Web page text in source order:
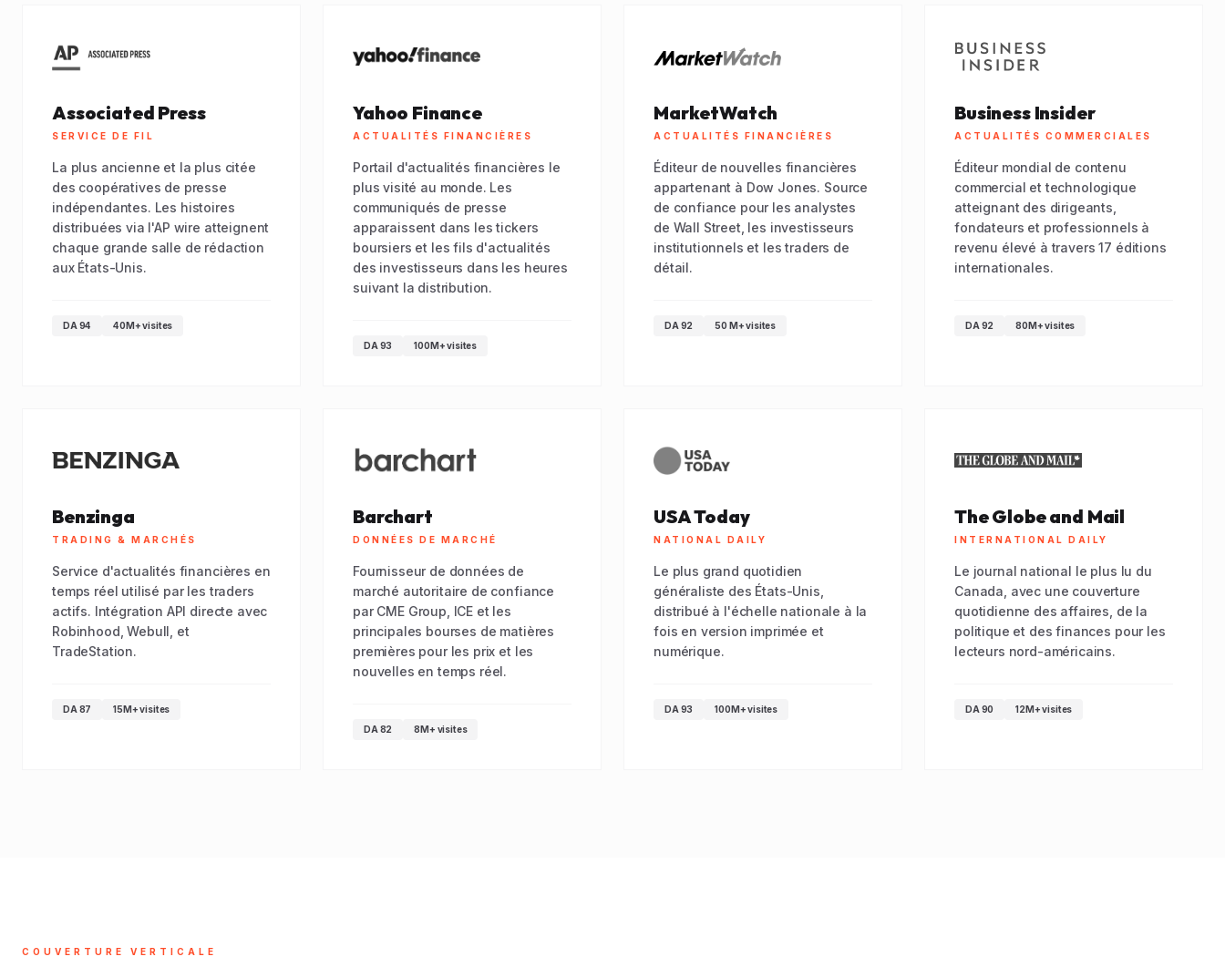
Associated Press
SERVICE DE FIL
La plus ancienne et la plus citée
des coopératives de presse
indépendantes. Les histoires
distribuées via l'AP wire atteignent
chaque grande salle de rédaction
aux États-Unis.
DA 94 40M+ visites
Yahoo Finance
ACTUALITÉS FINANCIÈRES
Portail d'actualités financières le
plus visité au monde. Les
communiqués de presse
apparaissent dans les tickers
boursiers et les fils d'actualités
des investisseurs dans les heures
suivant la distribution.
DA 93 100M+ visites
MarketWatch
ACTUALITÉS FINANCIÈRES
Éditeur de nouvelles financières
appartenant à Dow Jones. Source
de confiance pour les analystes
de Wall Street, les investisseurs
institutionnels et les traders de
détail.
DA 92 50 M+ visites
Business Insider
ACTUALITÉS COMMERCIALES
Éditeur mondial de contenu
commercial et technologique
atteignant des dirigeants,
fondateurs et professionnels à
revenu élevé à travers 17 éditions
internationales.
DA 92 80M+ visites
Benzinga
TRADING & MARCHÉS
Service d'actualités financières en
temps réel utilisé par les traders
actifs. Intégration API directe avec
Robinhood, Webull, et
TradeStation.
DA 87 15M+ visites
Barchart
DONNÉES DE MARCHÉ
Fournisseur de données de
marché autoritaire de confiance
par CME Group, ICE et les
principales bourses de matières
premières pour les prix et les
nouvelles en temps réel.
DA 82 8M+ visites
USA Today
NATIONAL DAILY
Le plus grand quotidien
généraliste des États-Unis,
distribué à l'échelle nationale à la
fois en version imprimée et
numérique.
DA 93 100M+ visites
The Globe and Mail
INTERNATIONAL DAILY
Le journal national le plus lu du
Canada, avec une couverture
quotidienne des affaires, de la
politique et des finances pour les
lecteurs nord-américains.
DA 90 12M+ visites
COUVERTURE VERTICALE